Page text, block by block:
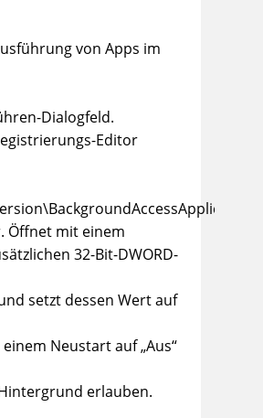
von Apps im
Dialogfeld.
Editor
Öffnet mit einem
32-Bit-DWORD-
setzt dessen Wert auf
Neustart auf „Aus“
erlauben.